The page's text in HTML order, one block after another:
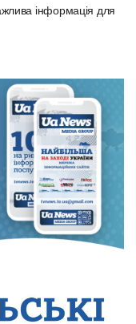
інформація для